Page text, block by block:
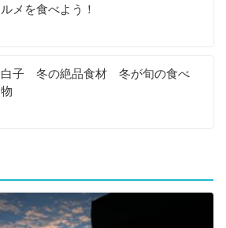
ルメを食べよう！
白子 冬の絶品食材 冬が旬の食べ
物